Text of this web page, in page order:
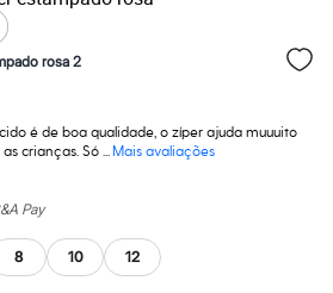
rosa 2
é de boa qualidade, o zíper ajuda muuuito
crianças. Só ...Mais avaliações
Pay
8 10 12